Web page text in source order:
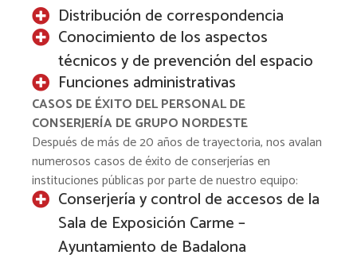
Distribución de correspondencia
Conocimiento de los aspectos
técnicos y de prevención del espacio
Funciones administrativas
CASOS DE ÉXITO DEL PERSONAL DE
CONSERJERÍA DE GRUPO NORDESTE
Después de más de 20 años de trayectoria, nos avalan
numerosos casos de éxito de conserjerías en
instituciones públicas por parte de nuestro equipo:
Conserjería y control de accesos de la
Sala de Exposición Carme –
Ayuntamiento de Badalona